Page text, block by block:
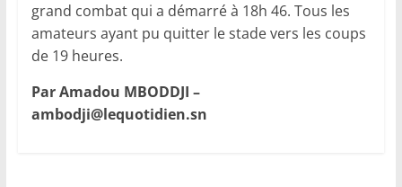
grand combat qui a démarré à 18h 46. Tous les
amateurs ayant pu quitter le stade vers les coups
de 19 heures.
Par Amadou MBODDJI –
ambodji@lequotidien.sn